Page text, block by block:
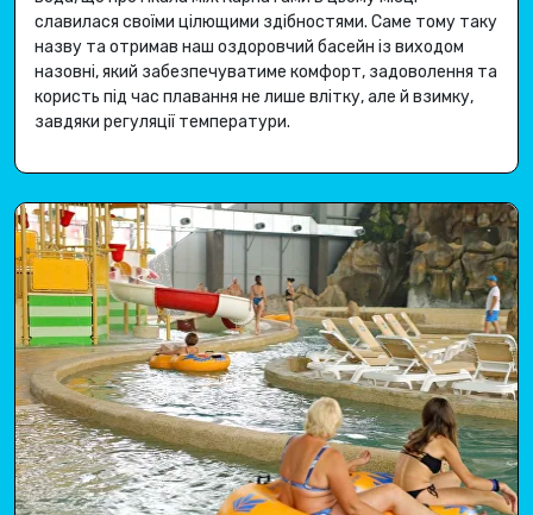
славилася своїми цілющими здібностями. Саме тому таку
назву та отримав наш оздоровчий басейн із виходом
назовні, який забезпечуватиме комфорт, задоволення та
користь під час плавання не лише влітку, але й взимку,
завдяки регуляції температури.